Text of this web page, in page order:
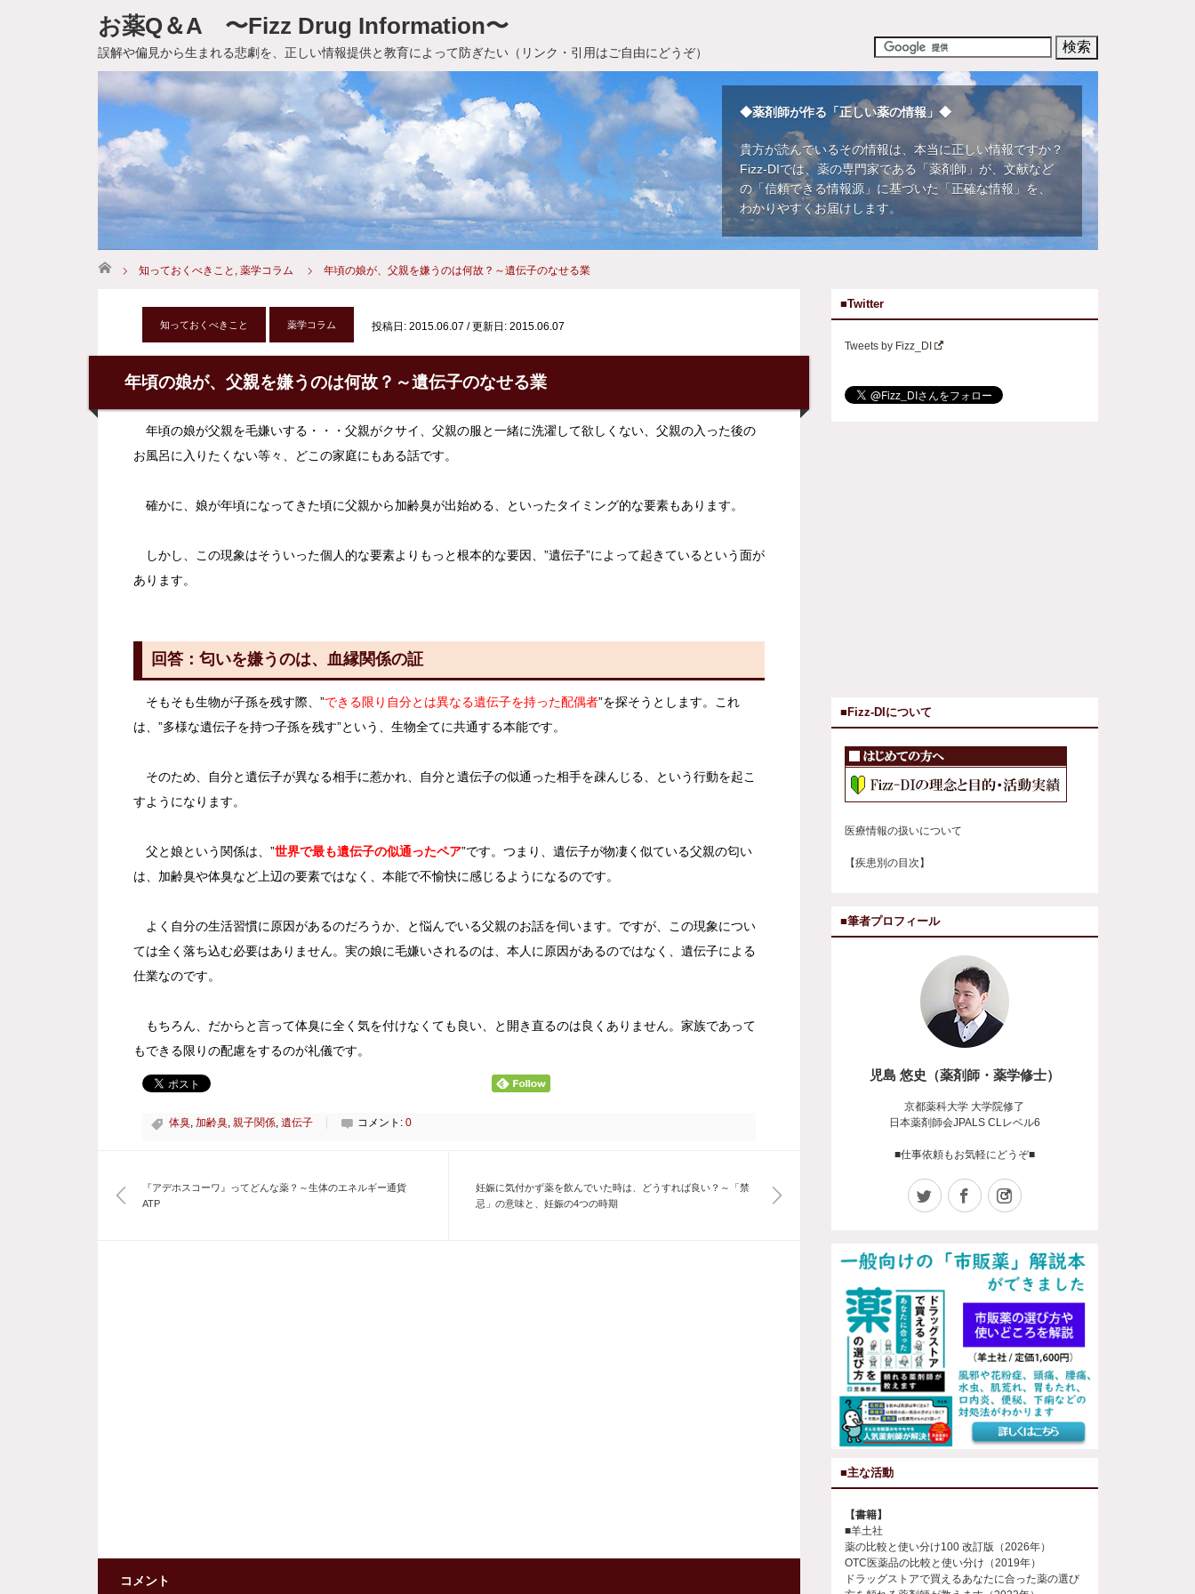
お薬Q＆A 〜Fizz Drug Information〜
誤解や偏見から生まれる悲劇を、正しい情報提供と教育によって防ぎたい（リンク・引用はご自由にどうぞ）
◆薬剤師が作る「正しい薬の情報」◆
貴方が読んでいるその情報は、本当に正しい情報ですか？
Fizz-DIでは、薬の専門家である「薬剤師」が、文献など
の「信頼できる情報源」に基づいた「正確な情報」を、
わかりやすくお届けします。
ホーム 知っておくべきこと , 薬学コラム 年頃の娘が、父親を嫌うのは何故？～遺伝子のなせる業
知っておくべきこと 薬学コラム 投稿日: 2015.06.07 /更新日: 2015.06.07
年頃の娘が、父親を嫌うのは何故？～遺伝子のなせる業
年頃の娘が父親を毛嫌いする・・・父親がクサイ、父親の服と一緒に洗濯して欲しくない、父親の入った後の
お風呂に入りたくない等々、どこの家庭にもある話です。
確かに、娘が年頃になってきた頃に父親から加齢臭が出始める、といったタイミング的な要素もあります。
しかし、この現象はそういった個人的な要素よりもっと根本的な要因、”遺伝子”によって起きているという面が
あります。
回答：匂いを嫌うのは、血縁関係の証
そもそも生物が子孫を残す際、”できる限り自分とは異なる遺伝子を持った配偶者”を探そうとします。これ
は、”多様な遺伝子を持つ子孫を残す”という、生物全てに共通する本能です。
そのため、自分と遺伝子が異なる相手に惹かれ、自分と遺伝子の似通った相手を疎んじる、という行動を起こ
すようになります。
父と娘という関係は、”世界で最も遺伝子の似通ったペア”です。つまり、遺伝子が物凄く似ている父親の匂い
は、加齢臭や体臭など上辺の要素ではなく、本能で不愉快に感じるようになるのです。
よく自分の生活習慣に原因があるのだろうか、と悩んでいる父親のお話を伺います。ですが、この現象につい
ては全く落ち込む必要はありません。実の娘に毛嫌いされるのは、本人に原因があるのではなく、遺伝子による
仕業なのです。
もちろん、だからと言って体臭に全く気を付けなくても良い、と開き直るのは良くありません。家族であって
もできる限りの配慮をするのが礼儀です。
体臭, 加齢臭, 親子関係, 遺伝子 コメント: 0
『アデホスコーワ』ってどんな薬？～生体のエネルギー通貨
ATP
妊娠に気付かず薬を飲んでいた時は、どうすれば良い？～「禁
忌」の意味と、妊娠の4つの時期
コメント
■Twitter
Tweets by Fizz_DI
■Fizz-DIについて
医療情報の扱いについて
【疾患別の目次】
■筆者プロフィール
児島 悠史（薬剤師・薬学修士）
京都薬科大学 大学院修了
日本薬剤師会JPALS CLレベル6
■仕事依頼もお気軽にどうぞ■
Twitter Facebook
■主な活動
【書籍】
■羊土社
薬の比較と使い分け100 改訂版（2026年）
OTC医薬品の比較と使い分け（2019年）
ドラッグストアで買えるあなたに合った薬の選び